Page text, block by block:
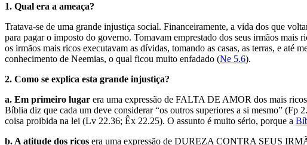
1. Qual era a ameaça?
Tratava-se de uma grande injustiça social. Financeiramente, a vida dos que
para pagar o imposto do governo. Tomavam emprestado dos seus irmãos mais
os irmãos mais ricos executavam as dívidas, tomando as casas, as terras, e até
conhecimento de Neemias, o qual ficou muito enfadado (Ne 5.6).
2. Como se explica esta grande injustiça?
a. Em primeiro lugar era uma expressão de FALTA DE AMOR dos mais
Bíblia diz que cada um deve considerar “os outros superiores a si mesmo” (Fp
coisa proibida na lei (Lv 22.36; Êx 22.25). O assunto é muito sério, porque a
b. A atitude dos ricos era uma expressão de DUREZA CONTRA SEUS